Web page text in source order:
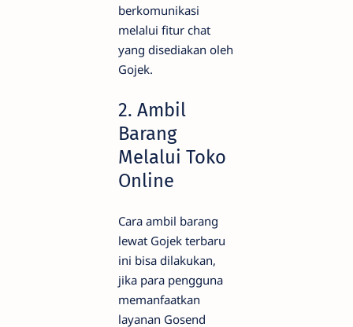
berkomunikasi
melalui fitur chat
yang disediakan oleh
Gojek.
2. Ambil
Barang
Melalui Toko
Online
Cara ambil barang
lewat Gojek terbaru
ini bisa dilakukan,
jika para pengguna
memanfaatkan
layanan Gosend